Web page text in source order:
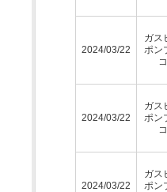
2024/03/22
ガス
ポン
2024/03/22
ガス
ポン
2024/03/22
ガス
ポン